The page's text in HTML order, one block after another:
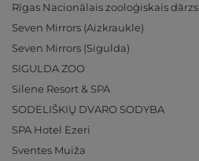
Rīgas Nacionālais zooloģiskais dārzs
Seven Mirrors (Aizkraukle)
Seven Mirrors (Sigulda)
SIGULDA ZOO
Silene Resort & SPA
SODELIŠKIŲ DVARO SODYBA
SPA Hotel Ezeri
Sventes Muiža